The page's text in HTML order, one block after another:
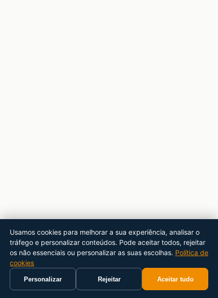
Usamos cookies para melhorar a sua experiência, analisar o
tráfego e personalizar conteúdos. Pode aceitar todos, rejeitar
os não essenciais ou personalizar as suas escolhas. Política de
cookies
Personalizar Rejeitar Aceitar tudo